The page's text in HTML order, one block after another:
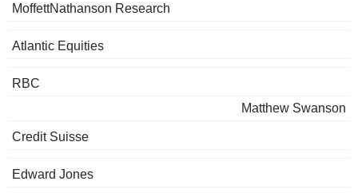
MoffettNathanson Research
Atlantic Equities
RBC
Matthew Swanson
Credit Suisse
Edward Jones